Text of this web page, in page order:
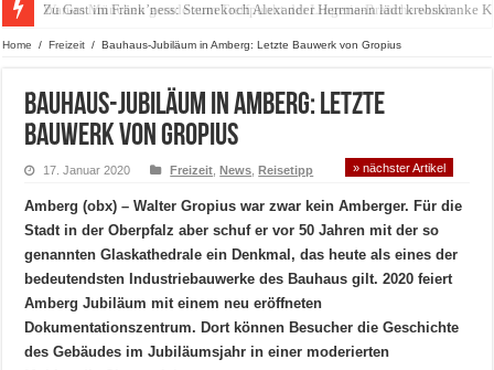
Zu Gast im Fränk’ness: Sternekoch Alexander Herrmann lädt krebskranke
Warum München gerade zum Treffpunkt der Lingerie-Branche wurde
Home / Freizeit / Bauhaus-Jubiläum in Amberg: Letzte Bauwerk von Gropius
Bauhaus-Jubiläum in Amberg: Letzte
Bauwerk von Gropius
17. Januar 2020 Freizeit ,News ,Reisetipp » nächster Artikel
Amberg (obx) – Walter Gropius war zwar kein Amberger. Für die
Stadt in der Oberpfalz aber schuf er vor 50 Jahren mit der so
genannten Glaskathedrale ein Denkmal, das heute als eines der
bedeutendsten Industriebauwerke des Bauhaus gilt. 2020 feiert
Amberg Jubiläum mit einem neu eröffneten
Dokumentationszentrum. Dort können Besucher die Geschichte
des Gebäudes im Jubiläumsjahr in einer moderierten